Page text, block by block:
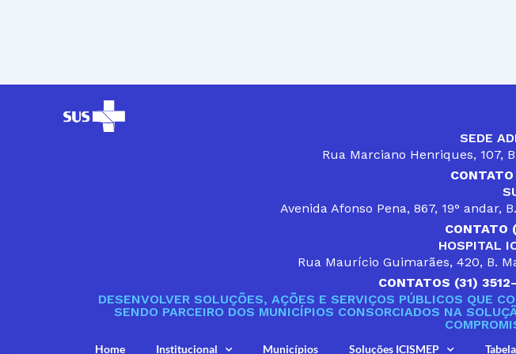
SEDE
Rua Marciano Henriques, 107,
Avenida Afonso Pena, 867, 19° andar,
CONTATO
HOSPITAL
Rua Maurício Guimarães, 420, B.
CONTATOS (31)
DESENVOLVER SOLUÇÕES, AÇÕES E SERVIÇOS PÚBLICOS QUE
SENDO PARCEIRO DOS MUNICÍPIOS CONSORCIADOS NA
Home Institucional Municípios Soluções ICISMEP